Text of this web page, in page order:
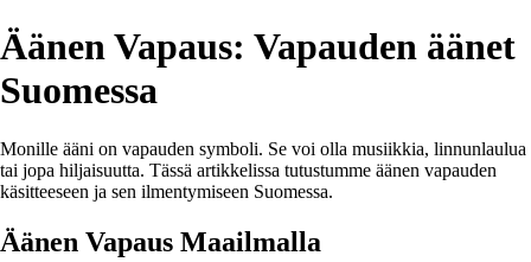
Äänen Vapaus: Vapauden äänet
Suomessa
Monille ääni on vapauden symboli. Se voi olla musiikkia, linnunlaulua
tai jopa hiljaisuutta. Tässä artikkelissa tutustumme äänen vapauden
käsitteeseen ja sen ilmentymiseen Suomessa.
Äänen Vapaus Maailmalla